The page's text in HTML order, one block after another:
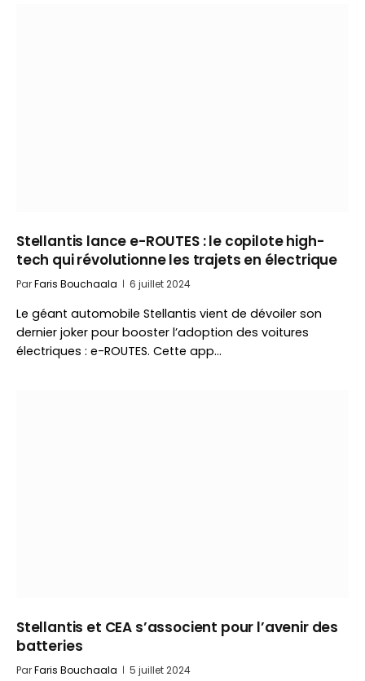
Stellantis lance e-ROUTES : le copilote high-
tech qui révolutionne les trajets en électrique
ParFaris Bouchaala 6 juillet 2024
Le géant automobile Stellantis vient de dévoiler son
dernier joker pour booster l’adoption des voitures
électriques : e-ROUTES. Cette app…
Stellantis et CEA s’associent pour l’avenir des
batteries
ParFaris Bouchaala 5 juillet 2024